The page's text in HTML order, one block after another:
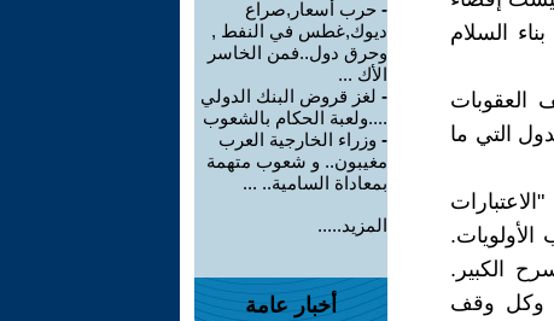
السلام
العقوبات
التي ما
الأولويات.
الكبير.
وكل وقف
- حرب أسعار,صراع
ديوك,غطس في النفط ,
وحرق دول..فمن الخاسر
الأك ...
- لغز قروض البنك الدولي
....ولعبة الحكام بالشعوب
- وزراء الخارجية العرب
مغيبون.. و شعوب متهمة
بمعاداة السامية.. ...
المزيد.....
أخبار عامة